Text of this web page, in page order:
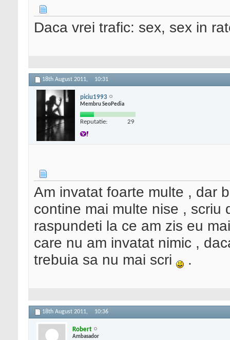
Daca vrei trafic: sex, sex in
18th August 2011, 10:31
piciu1993
Membru SeoPedia
Reputatie: 29
Am invatat foarte multe , dar
contine mai multe nise , scriu
raspundeti la ce am zis eu
care nu am invatat nimic ,
trebuia sa nu mai scri
.
18th August 2011, 10:36
Robert
Ambasador